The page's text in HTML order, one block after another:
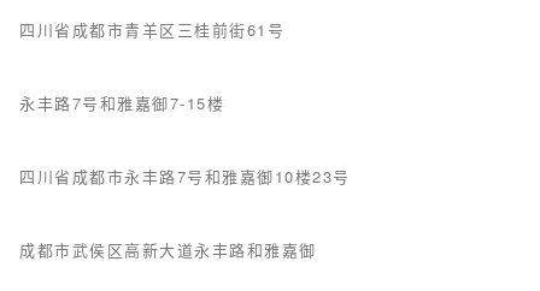
四川省成都市青羊区三桂前街61号
永丰路7号和雅嘉御7-15楼
四川省成都市永丰路7号和雅嘉御10楼23号
成都市武侯区高新大道永丰路和雅嘉御